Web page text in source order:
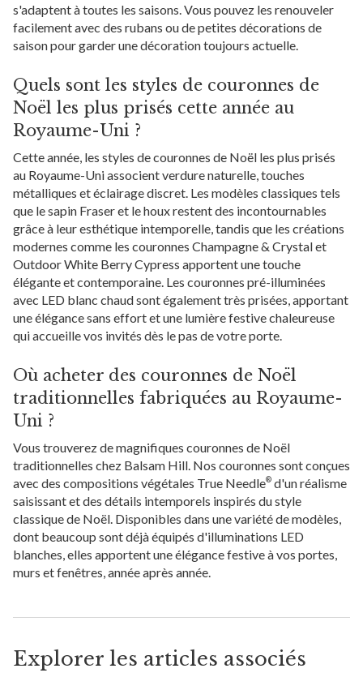
s'adaptent à toutes les saisons. Vous pouvez les renouveler
facilement avec des rubans ou de petites décorations de
saison pour garder une décoration toujours actuelle.
Quels sont les styles de couronnes de
Noël les plus prisés cette année au
Royaume-Uni ?
Cette année, les styles de couronnes de Noël les plus prisés
au Royaume-Uni associent verdure naturelle, touches
métalliques et éclairage discret. Les modèles classiques tels
que le sapin Fraser et le houx restent des incontournables
grâce à leur esthétique intemporelle, tandis que les créations
modernes comme les couronnes Champagne & Crystal et
Outdoor White Berry Cypress apportent une touche
élégante et contemporaine. Les couronnes pré-illuminées
avec LED blanc chaud sont également très prisées, apportant
une élégance sans effort et une lumière festive chaleureuse
qui accueille vos invités dès le pas de votre porte.
Où acheter des couronnes de Noël
traditionnelles fabriquées au Royaume-
Uni ?
Vous trouverez de magnifiques couronnes de Noël
traditionnelles chez Balsam Hill. Nos couronnes sont conçues
avec des compositions végétales True Needle® d'un réalisme
saisissant et des détails intemporels inspirés du style
classique de Noël. Disponibles dans une variété de modèles,
dont beaucoup sont déjà équipés d'illuminations LED
blanches, elles apportent une élégance festive à vos portes,
murs et fenêtres, année après année.
Explorer les articles associés